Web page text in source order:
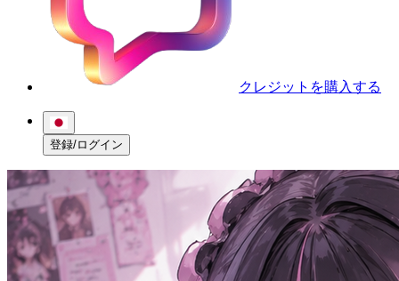
クレジットを購入する
登録/ログイン